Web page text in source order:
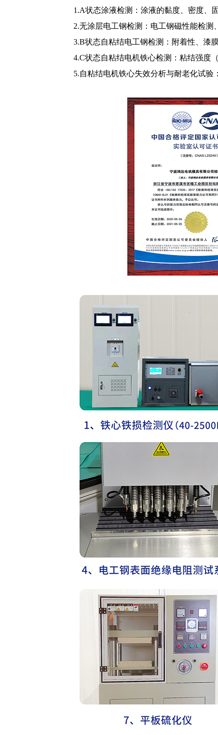
1.A状态涂液检测：涂液的黏度、密度、固
2.无涂层电工钢检测：电工钢磁性能检测
3.B状态自粘结电工钢检测：附着性、漆
4.C状态自粘结电机铁心检测：粘结强度
5.自粘结电机铁心失效分析与耐老化试验